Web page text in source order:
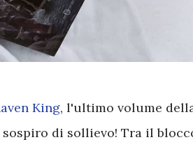
King, l'ultimo volume
di sollievo! Tra il